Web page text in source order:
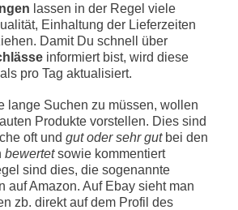
lassen in der Regel viele
Einhaltung der Lieferzeiten
Damit Du schnell über
informiert bist, wird diese
pro Tag aktualisiert.
lange Suchen zu müssen, wollen
Produkte vorstellen. Dies sind
oft und gut oder sehr gutbei den
bewertetsowie kommentiert
sind dies, die sogenannte
auf Amazon. Auf Ebay sieht man
zb. direkt auf dem Profil des